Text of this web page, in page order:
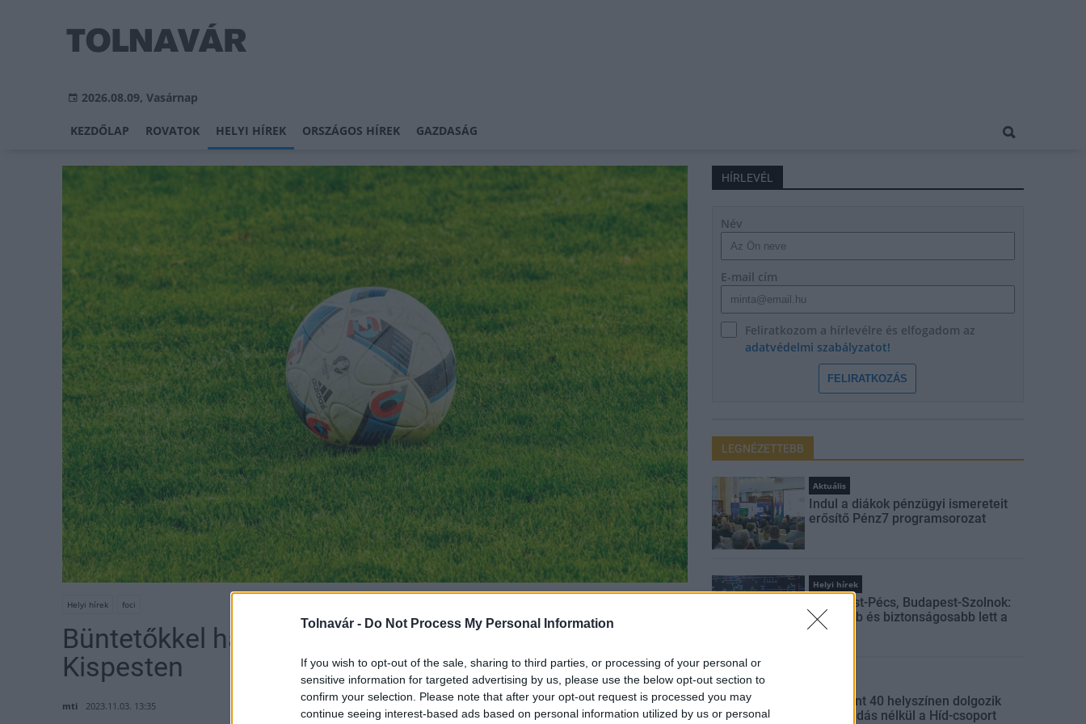
Tolnavár - Do Not Process My Personal Information
If you wish to opt-out of the sale, sharing to third parties, or processing of your personal or
sensitive information for targeted advertising by us, please use the below opt-out section to
confirm your selection. Please note that after your opt-out request is processed you may
continue seeing interest-based ads based on personal information utilized by us or personal
2026.08.09, Vasárnap
KEZDŐLAP ROVATOK HELYI HÍREK ORSZÁGOS HÍREK GAZDASÁG
Helyi hírek foci
Büntetőkkel harcolta ki a továbbjutást a Paks
Kispesten
mti 2023.11.03. 13:35
HÍRLEVÉL
Név
E-mail cím
Feliratkozom a hírlevélre és elfogadom az
adatvédelmi szabályzatot!
FELIRATKOZÁS
LEGNÉZETTEBB
Aktuális
Indul a diákok pénzügyi ismereteit
erősítő Pénz7 programsorozat
Helyi hírek
Budapest-Pécs, Budapest-Szolnok:
gyorsabb és biztonságosabb lett a
vasút
Több mint 40 helyszínen dolgozik
fennakadás nélkül a Híd-csoport